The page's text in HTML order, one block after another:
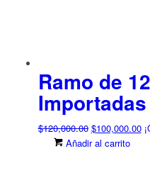
Ramo de
Importadas
$120,000.00 El
precio
$100,000.00El
Añadir al carrito